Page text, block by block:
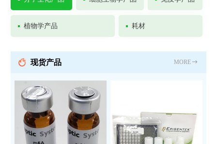
植物学产品 耗材
现货产品 MORE